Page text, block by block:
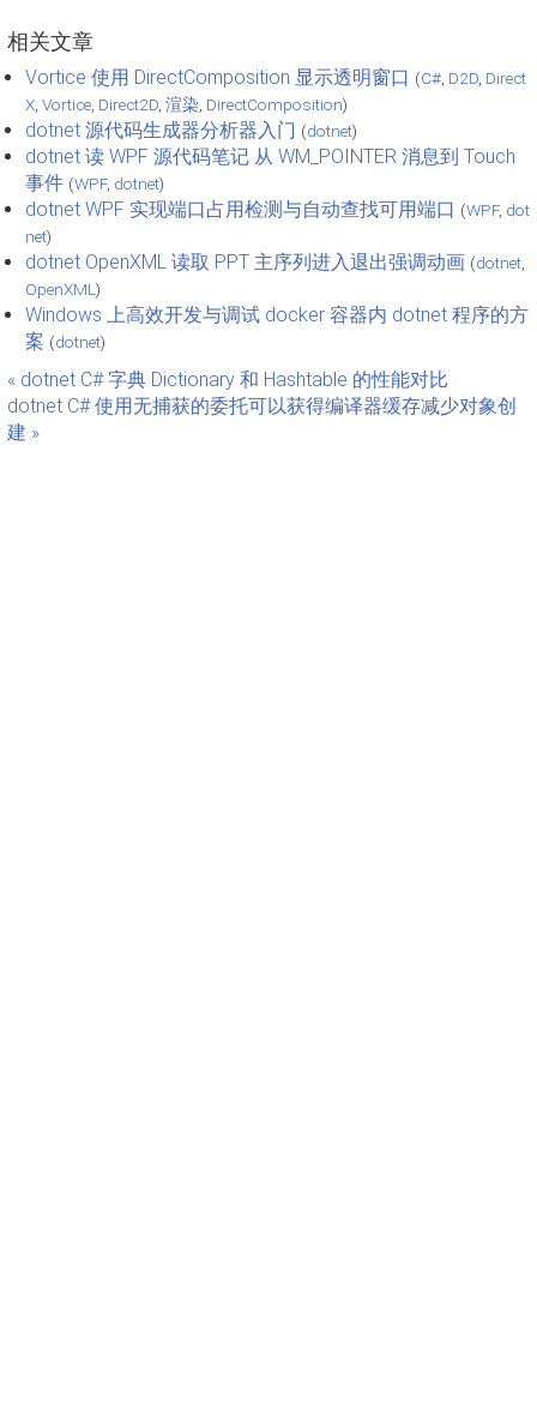
相关文章
Vortice 使用 DirectComposition 显示透明窗口 (C# D2D Direct
X Vortice Direct2D 渲染 DirectComposition)
dotnet 源代码生成器分析器入门 (dotnet)
dotnet 读 WPF 源代码笔记 从 WM_POINTER 消息到 Touch
事件 (WPF, dotnet)
dotnet WPF 实现端口占用检测与自动查找可用端口 (WPF, dot
net)
dotnet OpenXML 读取 PPT 主序列进入退出强调动画 (dotnet
OpenXML )
Windows 上高效开发与调试 docker 容器内 dotnet 程序的方
案 (dotnet)
« dotnet C# 字典 Dictionary 和 Hashtable 的性能对比
dotnet C# 使用无捕获的委托可以获得编译器缓存减少对象创
建 »